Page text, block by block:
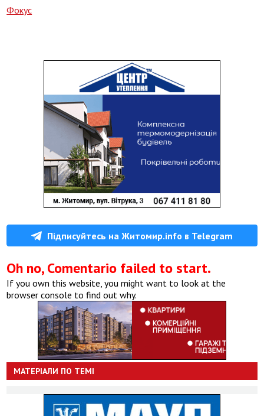
Фокус
Підписуйтесь на Житомир.info в Telegram
Oh no, Comentario failed to start.
If you own this website, you might want to look at the
browser console to find out why.
МАТЕРІАЛИ ПО ТЕМІ